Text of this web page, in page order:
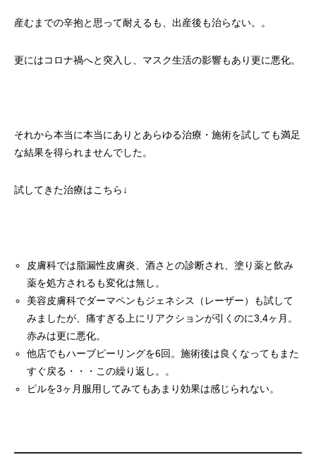
産むまでの辛抱と思って耐えるも、出産後も治らない。。
更にはコロナ禍へと突入し、マスク生活の影響もあり更に悪化。
それから本当に本当にありとあらゆる治療・施術を試しても満足
な結果を得られませんでした。
試してきた治療はこちら↓
皮膚科では脂漏性皮膚炎、酒さとの診断され、塗り薬と飲み
薬を処方されるも変化は無し。
美容皮膚科でダーマペンもジェネシス（レーザー）も試して
みましたが、痛すぎる上にリアクションが引くのに3,4ヶ月。
赤みは更に悪化。
他店でもハーブピーリングを6回。施術後は良くなってもまた
すぐ戻る・・・この繰り返し。。
ピルを3ヶ月服用してみてもあまり効果は感じられない。